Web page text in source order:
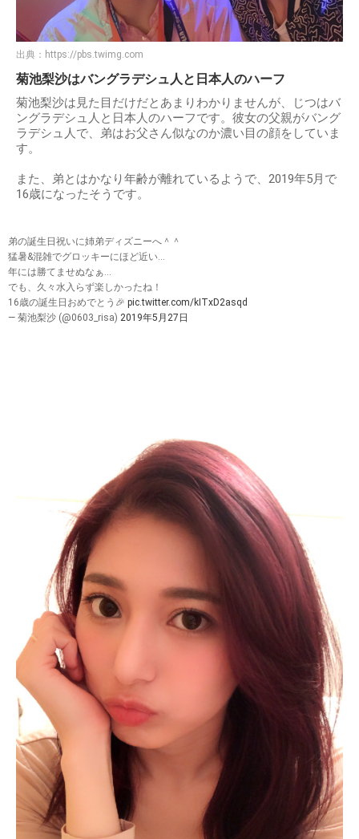
出典： https://pbs.twimg.com
菊池梨沙はバングラデシュ人と日本人のハーフ
菊池梨沙は見た目だけだとあまりわかりませんが、じつはバ
ングラデシュ人と日本人のハーフです。彼女の父親がバング
ラデシュ人で、弟はお父さん似なのか濃い目の顔をしていま
す。
また、弟とはかなり年齢が離れているようで、2019年5月で
16歳になったそうです。
弟の誕生日祝いに姉弟ディズニーへ＾＾
猛暑&混雑でグロッキーにほど近い…
年には勝てませぬなぁ…
でも、久々水入らず楽しかったね！
16歳の誕生日おめでとう🎉 pic.twitter.com/kITxD2asqd
— 菊池梨沙 (@0603_risa) 2019年5月27日